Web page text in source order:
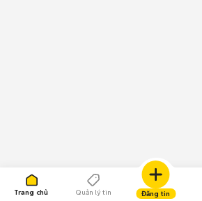
Trang chủ Quản lý tin Đăng tin